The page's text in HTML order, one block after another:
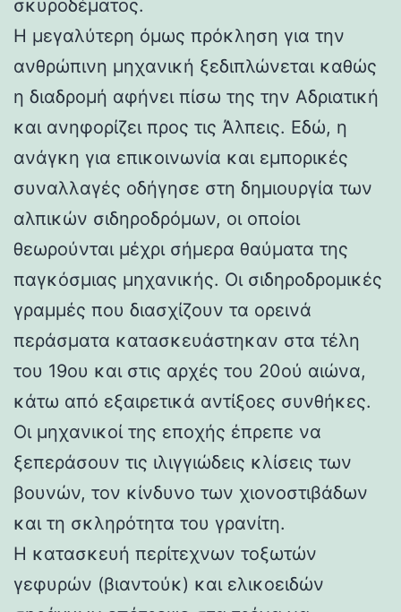
σκυροδέματος.
Η μεγαλύτερη όμως πρόκληση για την
ανθρώπινη μηχανική ξεδιπλώνεται καθώς
η διαδρομή αφήνει πίσω της την Αδριατική
και ανηφορίζει προς τις Άλπεις. Εδώ, η
ανάγκη για επικοινωνία και εμπορικές
συναλλαγές οδήγησε στη δημιουργία των
αλπικών σιδηροδρόμων, οι οποίοι
θεωρούνται μέχρι σήμερα θαύματα της
παγκόσμιας μηχανικής. Οι σιδηροδρομικές
γραμμές που διασχίζουν τα ορεινά
περάσματα κατασκευάστηκαν στα τέλη
του 19ου και στις αρχές του 20ού αιώνα,
κάτω από εξαιρετικά αντίξοες συνθήκες.
Οι μηχανικοί της εποχής έπρεπε να
ξεπεράσουν τις ιλιγγιώδεις κλίσεις των
βουνών, τον κίνδυνο των χιονοστιβάδων
και τη σκληρότητα του γρανίτη.
Η κατασκευή περίτεχνων τοξωτών
γεφυρών (βιαντούκ) και ελικοειδών